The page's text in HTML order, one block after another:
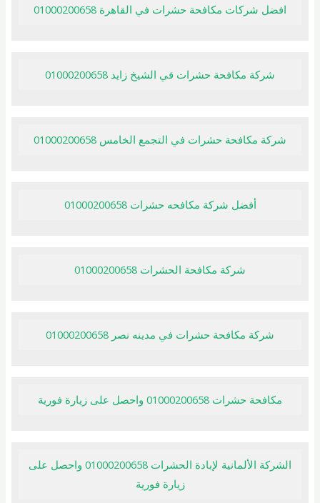
افضل شركات مكافحة حشرات في القاهرة 01000200658
شركة مكافحة حشرات في الشيخ زايد 01000200658
شركة مكافحة حشرات في التجمع الخامس 01000200658
أفضل شركة مكافحه حشرات 01000200658
شركة مكافحة الحشرات 01000200658
شركة مكافحة حشرات في مدينه نصر 01000200658
مكافحة حشرات 01000200658 واحصل على زيارة فورية
الشركة الألمانية لإبادة الحشرات 01000200658 واحصل على
زيارة فورية